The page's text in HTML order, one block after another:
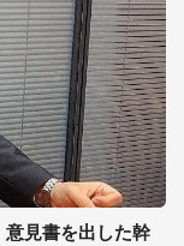
意見書を出した幹